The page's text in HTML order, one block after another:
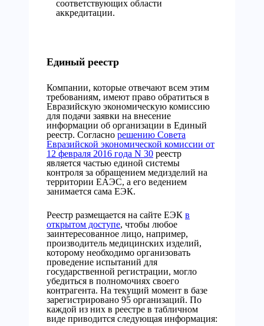
соответствующих области
аккредитации.
Единый реестр
Компании, которые отвечают всем этим
требованиям, имеют право обратиться в
Евразийскую экономическую комиссию
для подачи заявки на внесение
информации об организации в Единый
реестр. Согласно решению Совета
Евразийской экономической комиссии от
12 февраля 2016 года N 30 реестр
является частью единой системы
контроля за обращением медизделий на
территории ЕАЭС, а его ведением
занимается сама ЕЭК.
Реестр размещается на сайте ЕЭК в
открытом доступе, чтобы любое
заинтересованное лицо, например,
производитель медицинских изделий,
которому необходимо организовать
проведение испытаний для
государственной регистрации, могло
убедиться в полномочиях своего
контрагента. На текущий момент в базе
зарегистрировано 95 организаций. По
каждой из них в реестре в табличном
виде приводится следующая информация: